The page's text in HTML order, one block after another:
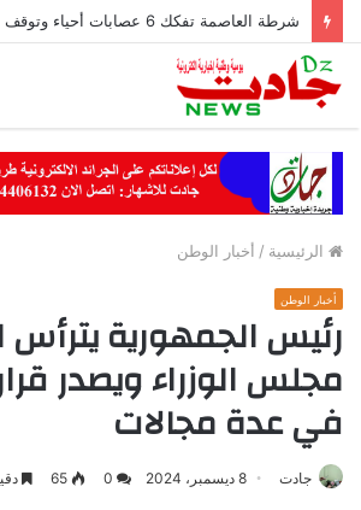
شرطة العاصمة تفكك 6 عصابات أحياء وتوقف 42 شخصًا
الرئيسية / أخبار الوطن
أخبار الوطن
رئيس الجمهورية يترأس
مجلس الوزراء ويصدر
في عدة مجالات
جادت 8 ديسمبر، 2024 0
65